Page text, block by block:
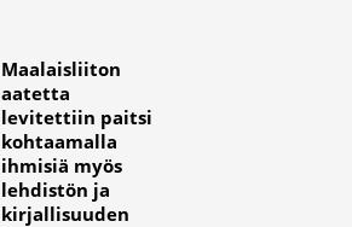
Maalaisliiton
aatetta
levitettiin paitsi
kohtaamalla
ihmisiä myös
lehdistön ja
kirjallisuuden